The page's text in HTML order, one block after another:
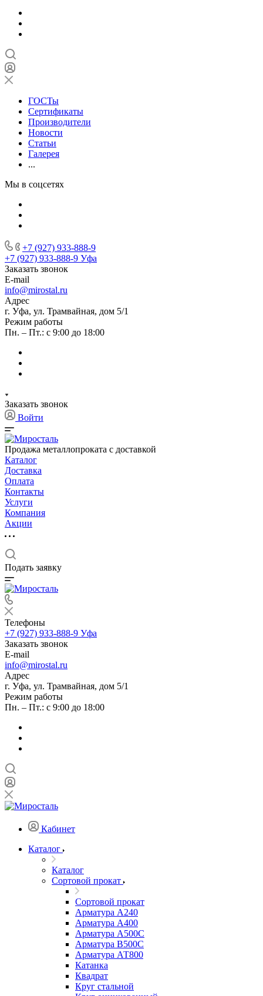
ГОСТы
Сертификаты
Производители
Новости
Статьи
Галерея
...
Мы в соцсетях
+7 (927) 933-888-9
+7 (927) 933-888-9 Уфа
Заказать звонок
E-mail
info@mirostal.ru
Адрес
г. Уфа, ул. Трамвайная, дом 5/1
Режим работы
Пн. – Пт.: с 9:00 до 18:00
Заказать звонок
Войти
Продажа металлопроката с доставкой
Каталог
Доставка
Оплата
Контакты
Услуги
Компания
Акции
Подать заявку
Телефоны
+7 (927) 933-888-9 Уфа
Заказать звонок
E-mail
info@mirostal.ru
Адрес
г. Уфа, ул. Трамвайная, дом 5/1
Режим работы
Пн. – Пт.: с 9:00 до 18:00
Кабинет
Каталог
Каталог
Сортовой прокат
Сортовой прокат
Арматура А240
Арматура А400
Арматура А500C
Арматура В500С
Арматура АТ800
Катанка
Квадрат
Круг стальной